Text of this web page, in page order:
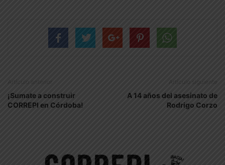
Artículo anterior
¡Sumate a construir
CORREPI en Córdoba!
Artículo siguiente
A 14 años del asesinato de
Rodrigo Corzo